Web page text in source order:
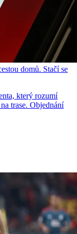
domů. Stačí se
který rozumí
trase. Objednání